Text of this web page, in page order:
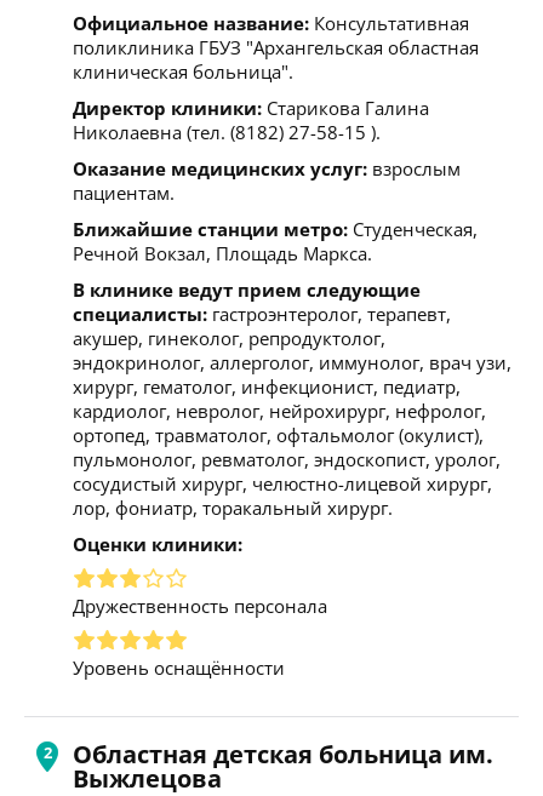
Официальное название: Консультативная
поликлиника ГБУЗ "Архангельская областная
клиническая больница".
Директор клиники: Старикова Галина
Николаевна (тел. (8182) 27-58-15 ).
Оказание медицинских услуг: взрослым
пациентам.
Ближайшие станции метро: Студенческая,
Речной Вокзал, Площадь Маркса.
В клинике ведут прием следующие
специалисты: гастроэнтеролог, терапевт,
акушер, гинеколог, репродуктолог,
эндокринолог, аллерголог, иммунолог, врач узи,
хирург, гематолог, инфекционист, педиатр,
кардиолог, невролог, нейрохирург, нефролог,
ортопед, травматолог, офтальмолог (окулист),
пульмонолог, ревматолог, эндоскопист, уролог,
сосудистый хирург, челюстно-лицевой хирург,
лор, фониатр, торакальный хирург.
Оценки клиники:
Дружественность персонала
Уровень оснащённости
Областная детская больница им.
Выжлецова